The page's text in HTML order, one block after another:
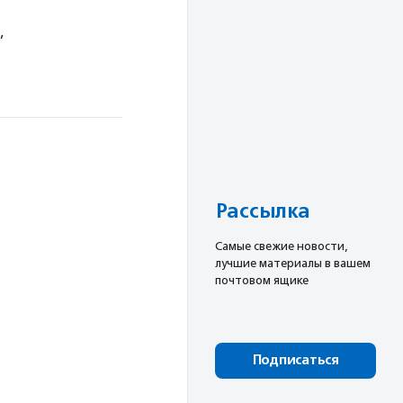
Рассылка
Cамые свежие новости,
лучшие материалы в вашем
почтовом ящике
Подписаться